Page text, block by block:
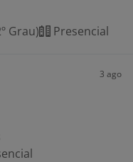
Grau) Presencial
3 ago